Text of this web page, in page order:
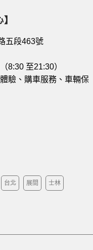
五段463號
8:30 至21:30）
驗、購車服務、車輛保
台北 展間 士林